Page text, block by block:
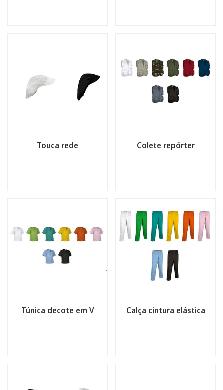
Touca rede Colete repórter
Túnica decote em V Calça cintura elástica